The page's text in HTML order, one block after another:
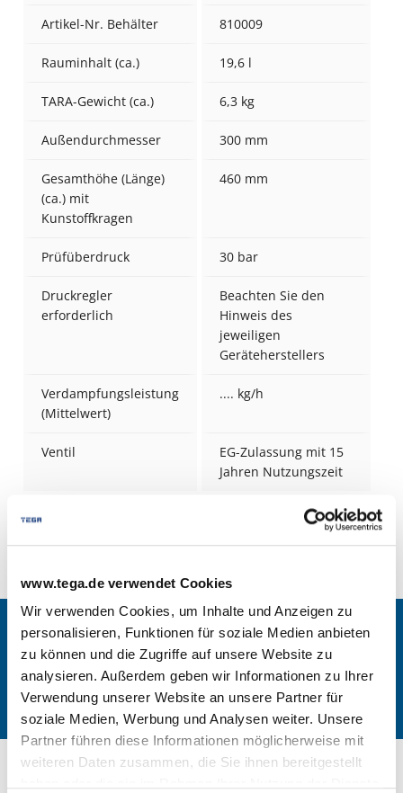
www.tega.de verwendet Cookies
Wir verwenden Cookies, um Inhalte und Anzeigen zu
personalisieren, Funktionen für soziale Medien anbieten
zu können und die Zugriffe auf unsere Website zu
analysieren. Außerdem geben wir Informationen zu Ihrer
Verwendung unserer Website an unsere Partner für
soziale Medien, Werbung und Analysen weiter. Unsere
Partner führen diese Informationen möglicherweise mit
weiteren Daten zusammen, die Sie ihnen bereitgestellt
Artikel-Nr. Behälter 810009
Rauminhalt (ca.) 19,6 l
TARA-Gewicht (ca.) 6,3 kg
Außendurchmesser 300 mm
Gesamthöhe (Länge)
(ca.) mit
Kunstoffkragen
460 mm
Prüfüberdruck 30 bar
Druckregler
erforderlich
Beachten Sie den
Hinweis des
jeweiligen
Geräteherstellers
Verdampfungsleistung
(Mittelwert)
.... kg/h
Ventil
EG-Zulassung mit 15
Jahren Nutzungszeit
8 kg Propan "Anheizer" Pfandflasche -
Flaschengasangebot anfordern
Mehr erfahren